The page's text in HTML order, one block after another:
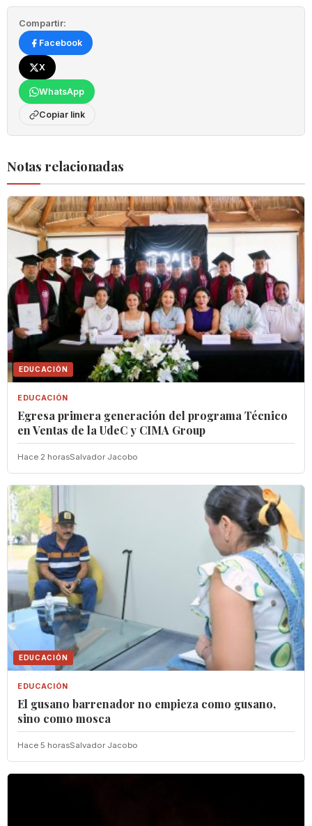
Compartir:
Facebook
X
WhatsApp
Copiar link
Notas relacionadas
EDUCACIÓN
EDUCACIÓN
Egresa primera generación del programa Técnico
en Ventas de la UdeC y CIMA Group
Hace 2 horasSalvador Jacobo
EDUCACIÓN
EDUCACIÓN
El gusano barrenador no empieza como gusano,
sino como mosca
Hace 5 horasSalvador Jacobo